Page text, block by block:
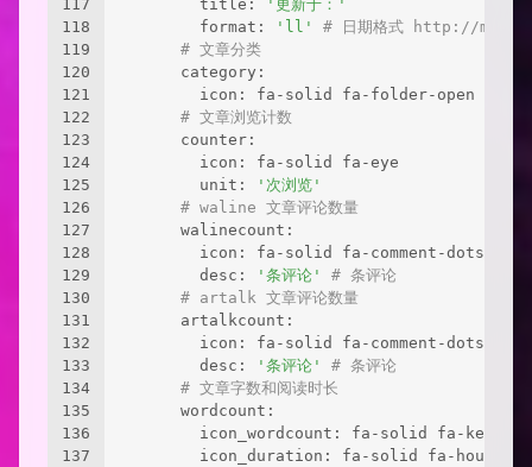
117
118
119
120
121
122
123
124
125
126
127
128
129
130
131
132
133
134
135
136
137
        title:
'更新于：'
        format:
'll'
# 日期格式 http://
# 文章分类
      category:
        icon: fa-solid fa-folder-open
# 文章浏览计数
      counter:
        icon: fa-solid fa-eye
        unit:
'次浏览'
# waline 文章评论数量
      walinecount:
        icon: fa-solid fa-comment-dots
        desc:
'条评论'
# 条评论
# artalk 文章评论数量
      artalkcount:
        icon: fa-solid fa-comment-dots
        desc:
'条评论'
# 条评论
# 文章字数和阅读时长
      wordcount:
icon_wordcount: fa-solid fa-
icon_duration: fa-solid fa-